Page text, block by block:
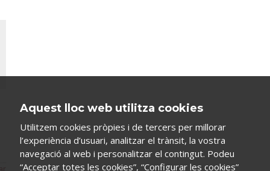
Aquest lloc web utilitza cookies
Utilitzem cookies pròpies i de tercers per millorar
l’experiència d’usuari, analitzar el trànsit, la vostra
navegació al web i personalitzar el contingut. Podeu
“Acceptar totes les cookies”, “Configurar les cookies”